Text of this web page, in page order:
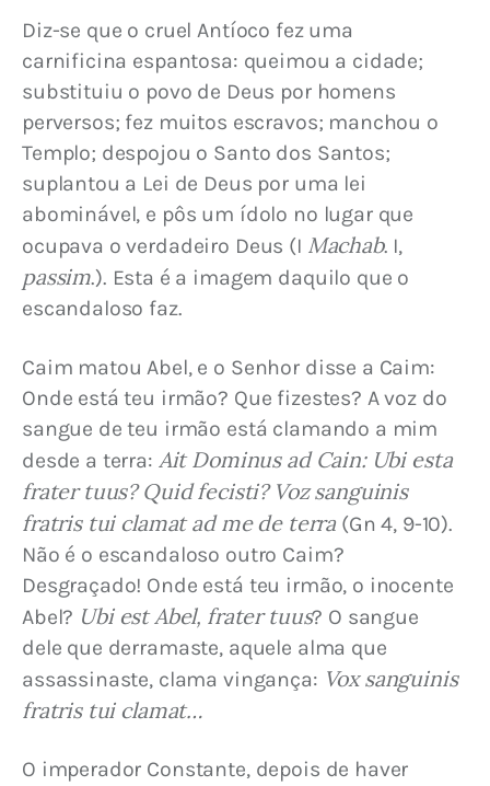
Diz-se que o cruel Antíoco fez uma
carnificina espantosa: queimou a cidade;
substituiu o povo de Deus por homens
perversos; fez muitos escravos; manchou o
Templo; despojou o Santo dos Santos;
suplantou a Lei de Deus por uma lei
abominável, e pôs um ídolo no lugar que
ocupava o verdadeiro Deus (I Machab. I,
passim.). Esta é a imagem daquilo que o
escandaloso faz.
Caim matou Abel, e o Senhor disse a Caim:
Onde está teu irmão? Que fizestes? A voz do
sangue de teu irmão está clamando a mim
desde a terra: Ait Dominus ad Cain: Ubi esta
frater tuus? Quid fecisti? Voz sanguinis
fratris tui clamat ad me de terra (Gn 4, 9-10).
Não é o escandaloso outro Caim?
Desgraçado! Onde está teu irmão, o inocente
Abel? Ubi est Abel, frater tuus? O sangue
dele que derramaste, aquele alma que
assassinaste, clama vingança: Vox sanguinis
fratris tui clamat…
O imperador Constante, depois de haver